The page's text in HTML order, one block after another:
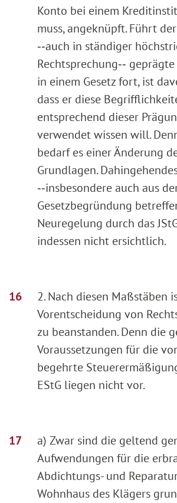
Konto bei einem
muss, angeknüpft. Führt
‑‑auch in ständiger
Rechtsprechung‑‑
in einem Gesetz fort, ist
dass er diese
entsprechend dieser
verwendet wissen will.
bedarf es einer Änderung
Grundlagen.
‑‑insbesondere auch aus
Gesetzbegründung
Neuregelung durch das
indessen nicht ersichtlich.
2. Nach diesen Maßstäben
Vorentscheidung von
zu beanstanden. Denn die
Voraussetzungen für die
begehrte
EStG liegen nicht vor.
a) Zwar sind die geltend
Aufwendungen für die
Abdichtungs- und
Wohnhaus des Klägers